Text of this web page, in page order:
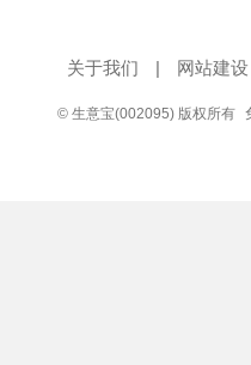
关于我们 | 网站建设
© 生意宝(002095) 版权所有